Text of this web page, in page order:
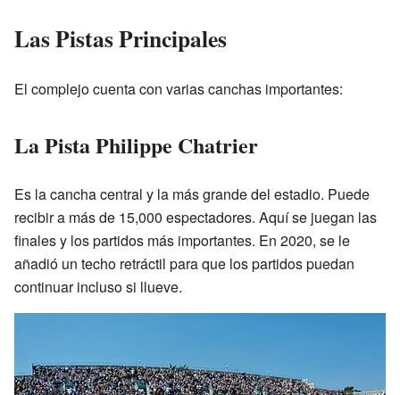
Las Pistas Principales
El complejo cuenta con varias canchas importantes:
La Pista Philippe Chatrier
Es la cancha central y la más grande del estadio. Puede
recibir a más de 15,000 espectadores. Aquí se juegan las
finales y los partidos más importantes. En 2020, se le
añadió un techo retráctil para que los partidos puedan
continuar incluso si llueve.